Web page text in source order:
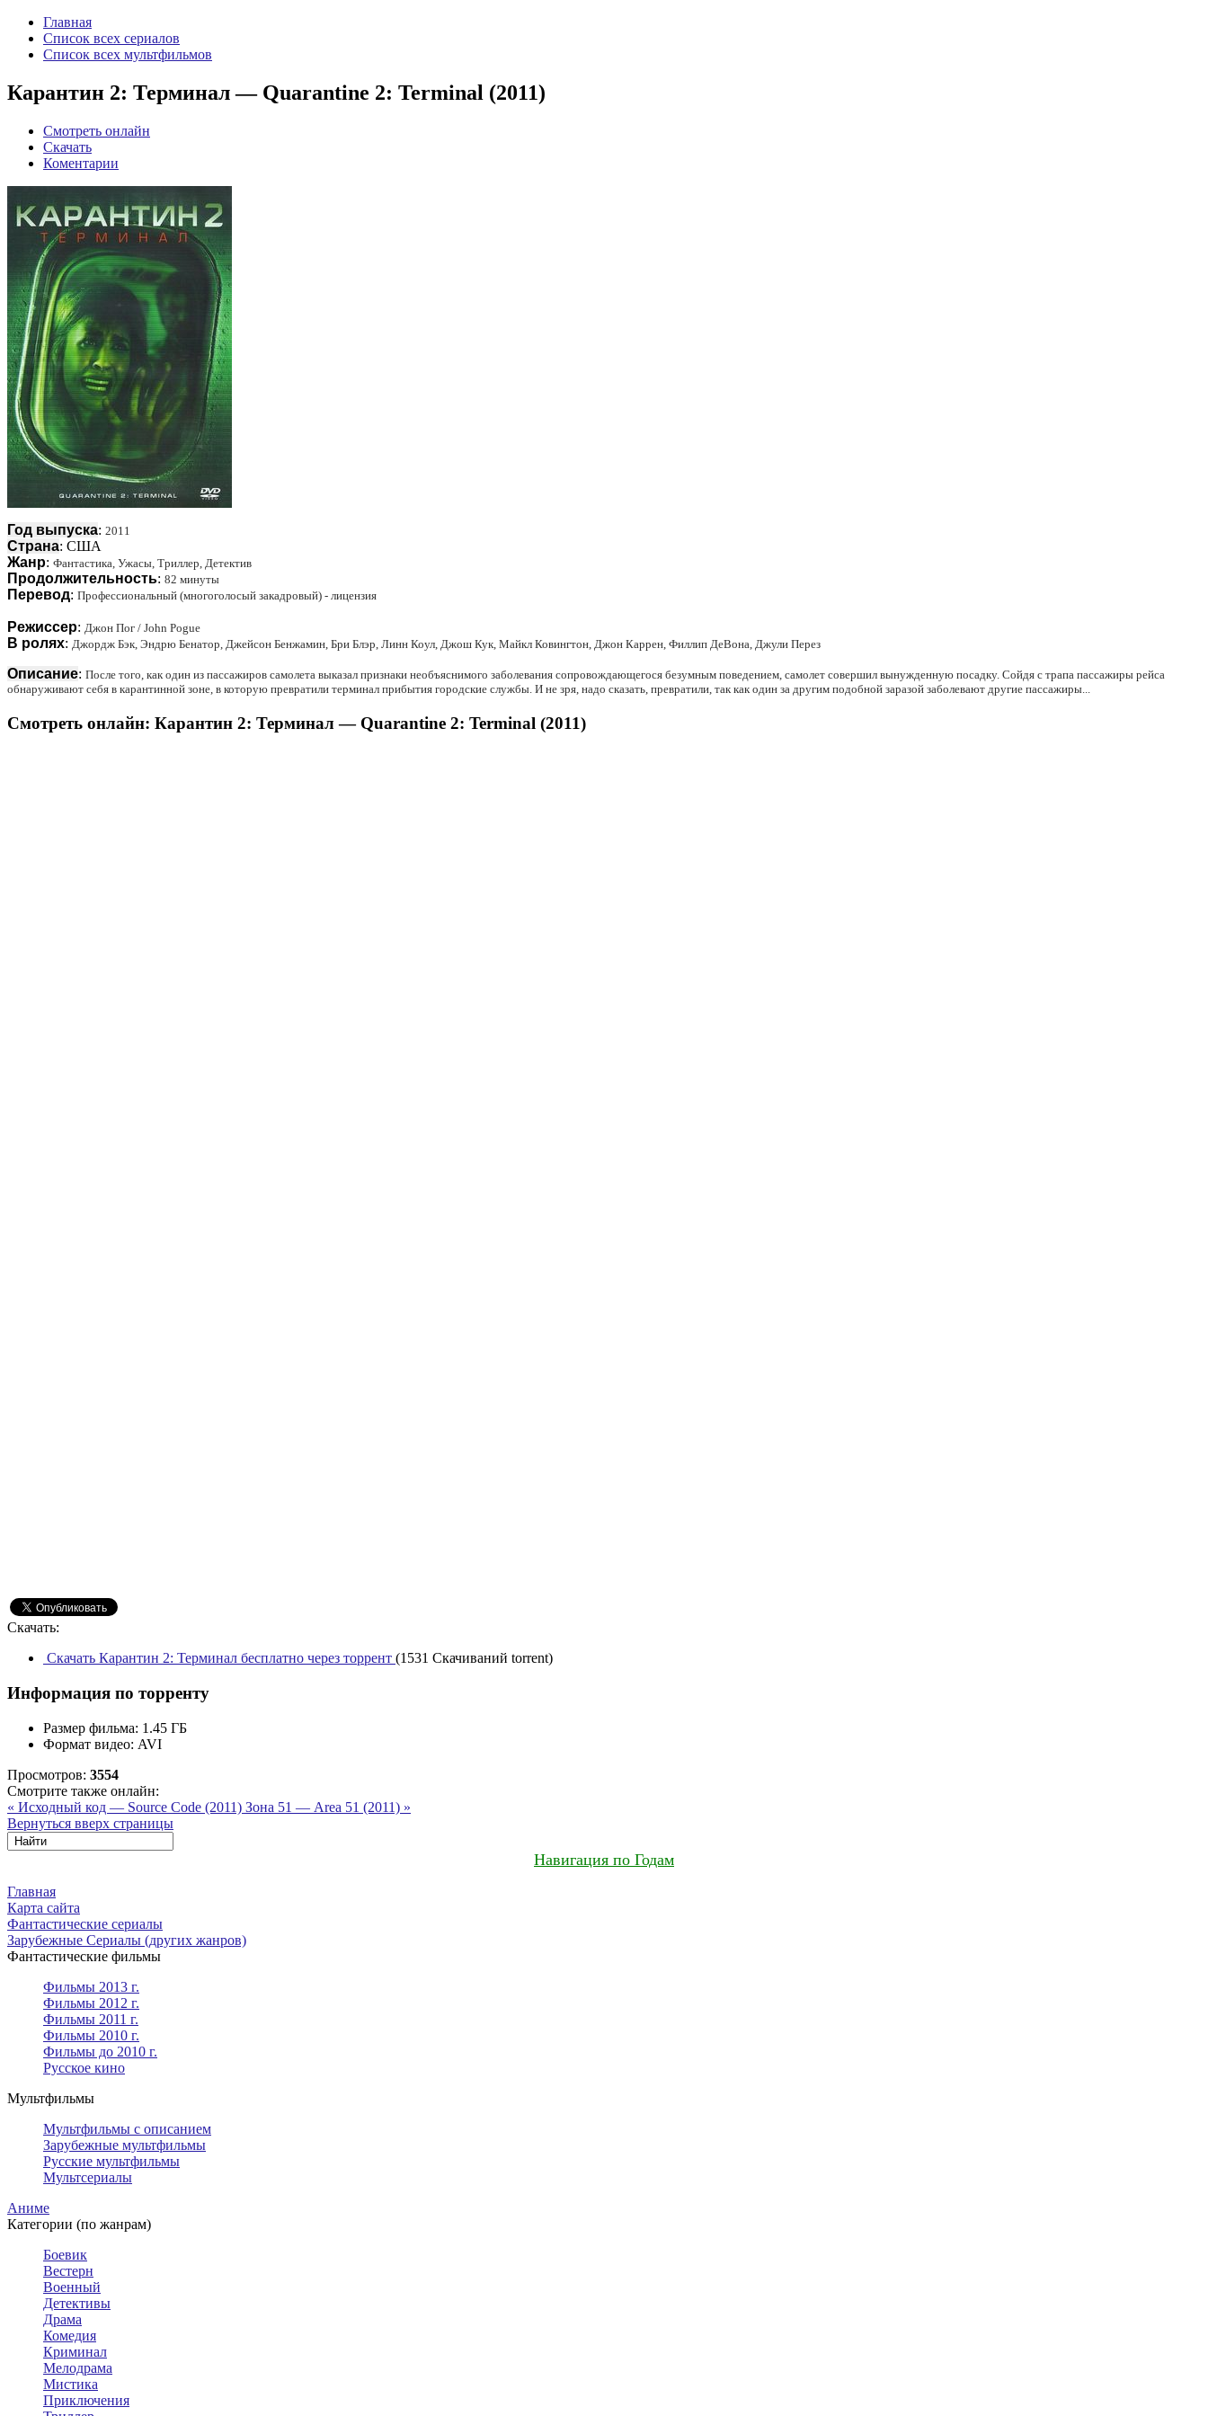
Главная
Список всех сериалов
Список всех мультфильмов
Карантин 2: Терминал — Quarantine 2: Terminal (2011)
Смотреть онлайн
Скачать
Коментарии
Год выпуска: 2011
Страна: США
Жанр: Фантастика, Ужасы, Триллер, Детектив
Продолжительность: 82 минуты
Перевод: Профессиональный (многоголосый закадровый) - лицензия
Режиссер: Джон Пог / John Pogue
В ролях: Джордж Бэк, Эндрю Бенатор, Джейсон Бенжамин, Бри Блэр, Линн Коул, Джош Кук, Майкл Ковингтон, Джон Каррен, Филлип ДеВона, Джули Перез
Описание: После того, как один из пассажиров самолета выказал признаки необъяснимого заболевания сопровождающегося безумным поведением, самолет совершил вынужденную посадку. Сойдя с трапа пассажиры рейса
обнаруживают себя в карантинной зоне, в которую превратили терминал прибытия городские службы. И не зря, надо сказать, превратили, так как один за другим подобной заразой заболевают другие пассажиры...
Смотреть онлайн: Карантин 2: Терминал — Quarantine 2: Terminal (2011)
Скачать:
Скачать Карантин 2: Терминал бесплатно через торрент (1531 Скачиваний torrent)
Информация по торренту
Размер фильма: 1.45 ГБ
Формат видео: AVI
Просмотров: 3554
Смотрите также онлайн:
« Исходный код — Source Code (2011) Зона 51 — Area 51 (2011) »
Вернуться вверх страницы
Навигация по Годам
Главная
Карта сайта
Фантастические сериалы
Зарубежные Сериалы (других жанров)
Фантастические фильмы
Фильмы 2013 г.
Фильмы 2012 г.
Фильмы 2011 г.
Фильмы 2010 г.
Фильмы до 2010 г.
Русское кино
Мультфильмы
Мультфильмы с описанием
Зарубежные мультфильмы
Русские мультфильмы
Мультсериалы
Аниме
Категории (по жанрам)
Боевик
Вестерн
Военный
Детективы
Драма
Комедия
Криминал
Мелодрама
Мистика
Приключения